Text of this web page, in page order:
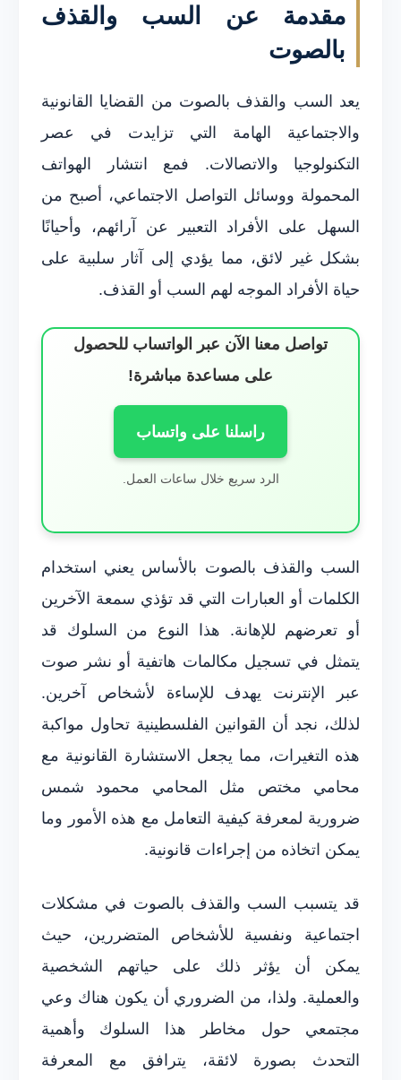
مقدمة عن السب والقذف
بالصوت
يعد السب والقذف بالصوت من القضايا القانونية
والاجتماعية الهامة التي تزايدت في عصر
التكنولوجيا والاتصالات. فمع انتشار الهواتف
المحمولة ووسائل التواصل الاجتماعي، أصبح من
السهل على الأفراد التعبير عن آرائهم، وأحيانًا
بشكل غير لائق، مما يؤدي إلى آثار سلبية على
حياة الأفراد الموجه لهم السب أو القذف.
تواصل معنا الآن عبر الواتساب للحصول
على مساعدة مباشرة!
راسلنا على واتساب
الرد سريع خلال ساعات العمل.
السب والقذف بالصوت بالأساس يعني استخدام
الكلمات أو العبارات التي قد تؤذي سمعة الآخرين
أو تعرضهم للإهانة. هذا النوع من السلوك قد
يتمثل في تسجيل مكالمات هاتفية أو نشر صوت
عبر الإنترنت يهدف للإساءة لأشخاص آخرين.
لذلك، نجد أن القوانين الفلسطينية تحاول مواكبة
هذه التغيرات، مما يجعل الاستشارة القانونية مع
محامي مختص مثل المحامي محمود شمس
ضرورية لمعرفة كيفية التعامل مع هذه الأمور وما
يمكن اتخاذه من إجراءات قانونية.
قد يتسبب السب والقذف بالصوت في مشكلات
اجتماعية ونفسية للأشخاص المتضررين، حيث
يمكن أن يؤثر ذلك على حياتهم الشخصية
والعملية. ولذا، من الضروري أن يكون هناك وعي
مجتمعي حول مخاطر هذا السلوك وأهمية
التحدث بصورة لائقة، يترافق مع المعرفة